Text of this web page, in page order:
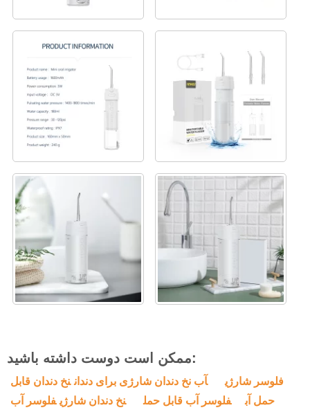
ممکن است دوست داشته باشید:
فلوسر شارژی آب نخ دندان شارژی برای دندان نخ دندان قابل
حمل آب
فلوسر آب قابل حمل نخ دندان شارژی فلوسر آب